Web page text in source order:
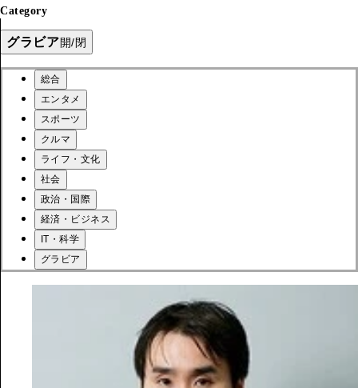
Category
グラビア開/閉
総合
エンタメ
スポーツ
クルマ
ライフ・文化
社会
政治・国際
経済・ビジネス
IT・科学
グラビア